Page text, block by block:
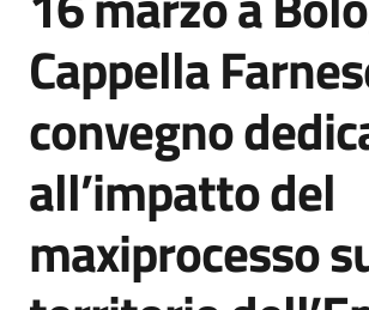
di
informazione
e
Seguici
su
Cappella
convegno
all’impatto del
maxiprocesso